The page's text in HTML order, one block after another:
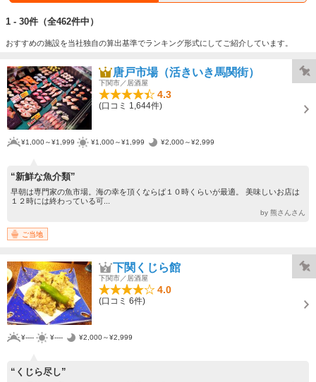
1 - 30件 （全462件中）
おすすめの施設を当社独自の算出基準でランキング形式にしてご紹介しています。
唐戸市場（活きいき馬関街）
下関市／居酒屋
4.3
(口コミ 1,644件)
¥1,000～¥1,999 ¥1,000～¥1,999 ¥2,000～¥2,999
“新鮮な魚介類”
早朝は専門家の魚市場。海の幸を頂くならば１０時くらいが最適。 美味しいお店は
１２時には終わっている可...
by 熊さんさん
ご当地
下関くじら館
下関市／居酒屋
4.0
(口コミ 6件)
¥---- ¥---- ¥2,000～¥2,999
“くじら尽し”